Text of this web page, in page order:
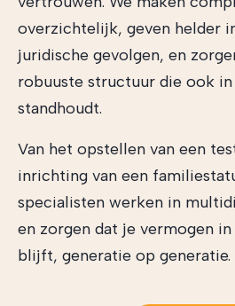
overzichtelijk, geven helder
juridische gevolgen, en
robuuste structuur die ook
standhoudt.
Van het opstellen van een
inrichting van een
specialisten werken in
en zorgen dat je vermogen
blijft, generatie op generatie.